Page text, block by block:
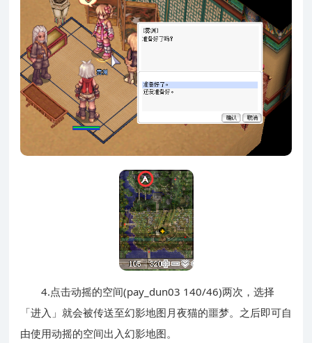
4.点击动摇的空间(pay_dun03 140/46)两次，选择
「进入」就会被传送至幻影地图月夜猫的噩梦。之后即可自
由使用动摇的空间出入幻影地图。